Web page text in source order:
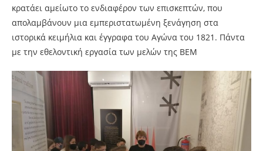
κρατάει αμείωτο το ενδιαφέρον των επισκεπτών, που
απολαμβάνουν μια εμπεριστατωμένη ξενάγηση στα
ιστορικά κειμήλια και έγγραφα του Αγώνα του 1821. Πάντα
με την εθελοντική εργασία των μελών της ΒΕΜ